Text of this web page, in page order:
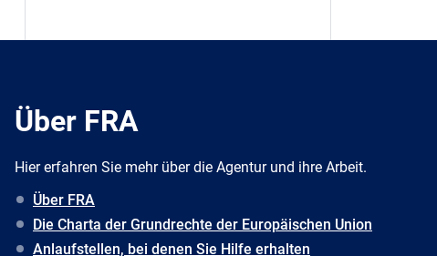
Über FRA
Hier erfahren Sie mehr über die Agentur und ihre Arbeit.
Über FRA
Die Charta der Grundrechte der Europäischen Union
Anlaufstellen, bei denen Sie Hilfe erhalten